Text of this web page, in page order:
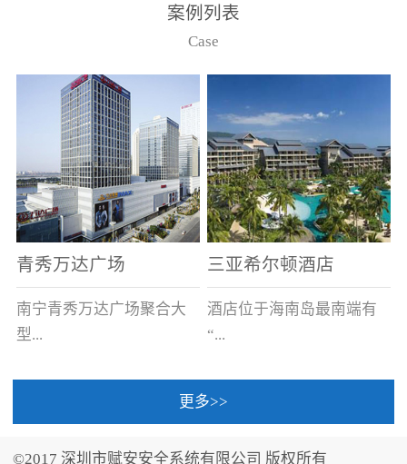
从监控主机上获取，最多
只能接6台，超过的需从现
案例列表
Case
青秀万达广场
南宁青秀万达广场聚合大
型...
三亚希尔顿酒店
酒店位于海南岛最南端有
“...
中国的海岛天堂”之美称的
更多>>
©2017 深圳市赋安安全系统有限公司 版权所有